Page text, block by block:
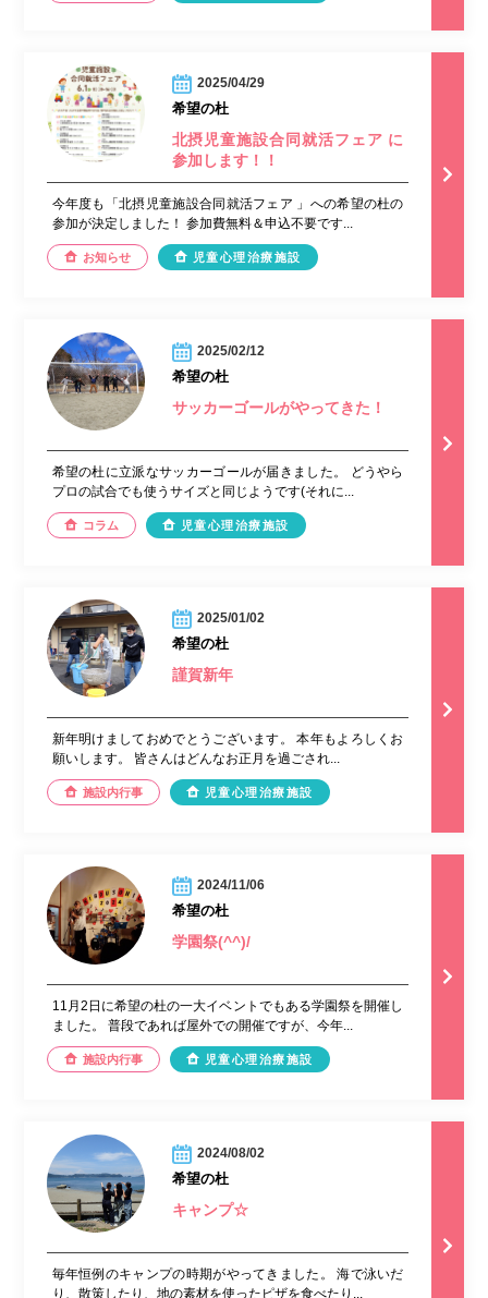
2025/04/29
希望の杜
北摂児童施設合同就活フェア に
参加します！！
今年度も「北摂児童施設合同就活フェア 」への希望の杜の
参加が決定しました！ 参加費無料＆申込不要です...
お知らせ 児童心理治療施設
2025/02/12
希望の杜
サッカーゴールがやってきた！
希望の杜に立派なサッカーゴールが届きました。 どうやら
プロの試合でも使うサイズと同じようです(それに...
コラム 児童心理治療施設
2025/01/02
希望の杜
謹賀新年
新年明けましておめでとうございます。 本年もよろしくお
願いします。 皆さんはどんなお正月を過ごされ...
施設内行事 児童心理治療施設
2024/11/06
希望の杜
学園祭(^^)/
11月2日に希望の杜の一大イベントでもある学園祭を開催し
ました。 普段であれば屋外での開催ですが、今年...
施設内行事 児童心理治療施設
2024/08/02
希望の杜
キャンプ☆
毎年恒例のキャンプの時期がやってきました。 海で泳いだ
り、散策したり、地の素材を使ったピザを食べたり...